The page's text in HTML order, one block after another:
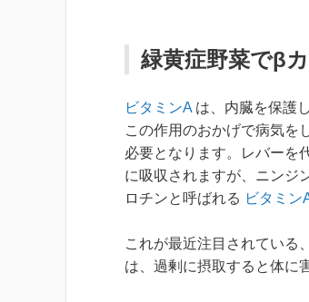
緑黄症野菜でβ
ビタミンA は、内臓を保護
この作用のおかげで病気を
必要となります。レバーを
に吸収されますが、ニンジ
ロチンと呼ばれる ビタミン
これが最近注目されている
は、過剰に摂取すると体に